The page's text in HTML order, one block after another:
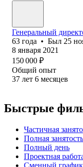
Генеральный
63 года • Был 25
8 января 2021
150 000 ₽
Общий опыт
37 лет 6 месяцев
Быстрые
Частичная
Полная занятость
Полный день
Проектная
Сменный график